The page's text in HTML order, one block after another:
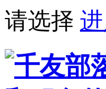
请选择